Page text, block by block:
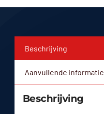
Beschrijving
Aanvullende informatie
Beschrijving